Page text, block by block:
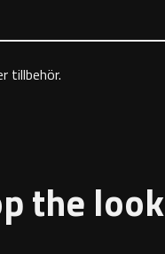
tillbehör.
the look